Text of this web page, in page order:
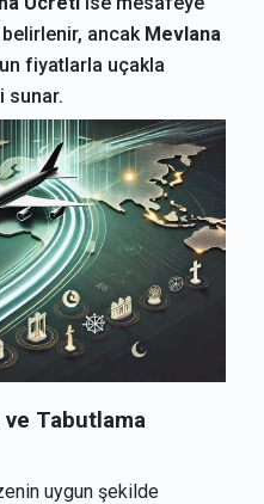
belirlenir, ancak Mevlana
fiyatlarla uçakla
sunar.
ve Tabutlama
uygun şekilde